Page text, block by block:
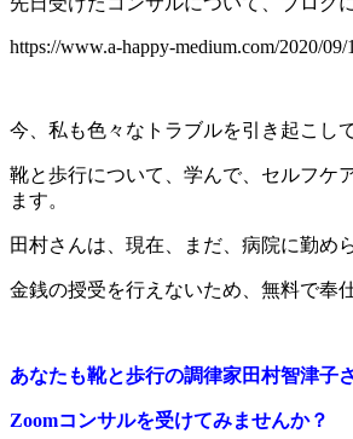
https://www.a-happy-medium.com/2020/09/
今、私も色々なトラブルを引き起こし
靴と歩行について、学んで、セルフケ
ます。
田村さんは、現在、まだ、病院に勤め
金銭の授受を行えないため、無料で奉
あなたも靴と歩行の調律家田村智津子
Zoomコンサルを受けてみませんか？